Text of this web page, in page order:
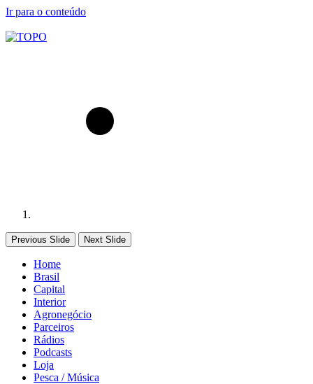
Ir para o conteúdo
Previous Slide Next Slide
Home
Brasil
Capital
Interior
Agronegócio
Parceiros
Rádios
Podcasts
Loja
Pesca / Música